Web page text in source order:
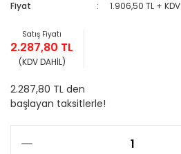
Fiyat
1.906,50 TL + KDV
Satış Fiyatı
2.287,80 TL
(KDV DAHİL)
2.287,80 TL den
başlayan taksitlerle!